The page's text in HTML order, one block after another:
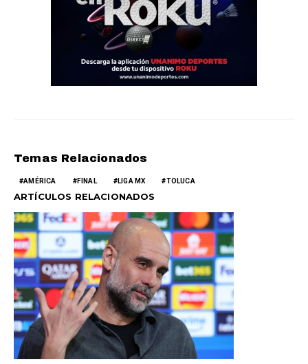
Temas Relacionados
AMÉRICA FINAL LIGA MX TOLUCA
ARTÍCULOS RELACIONADOS